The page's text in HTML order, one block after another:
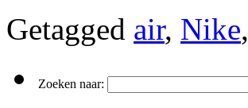
Getagged air, Nike,
Zoeken naar: